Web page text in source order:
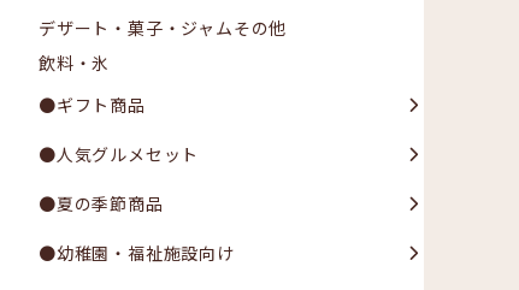
デザート・菓子・ジャムその他
飲料・氷
●ギフト商品
●人気グルメセット
●夏の季節商品
●幼稚園・福祉施設向け